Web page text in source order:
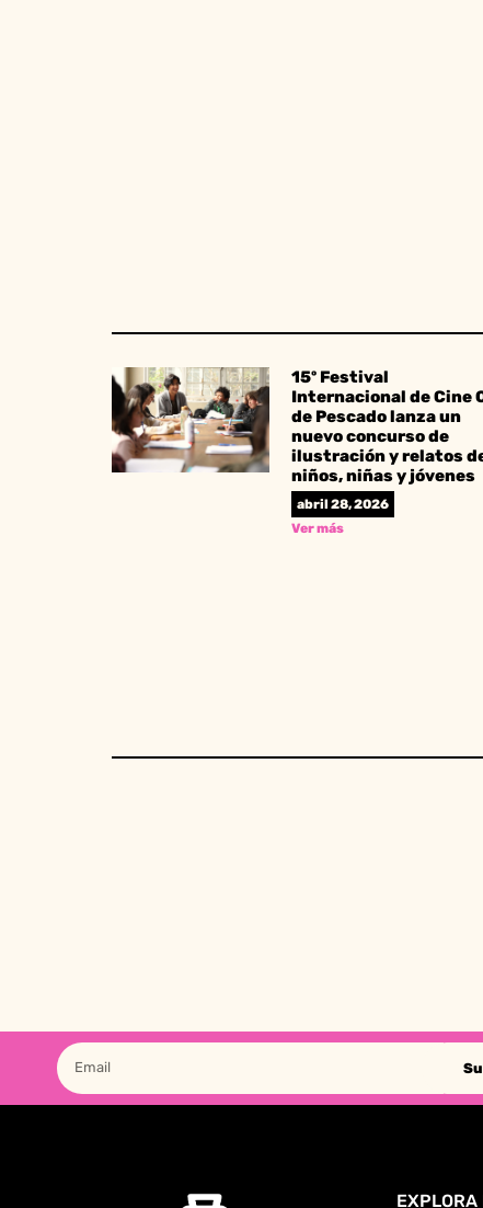
15º Festival
Internacional de Cine
de Pescado lanza un
nuevo concurso de
ilustración y relatos
niños, niñas y jóvenes
abril 28, 2026
Ver más
EXPLORA